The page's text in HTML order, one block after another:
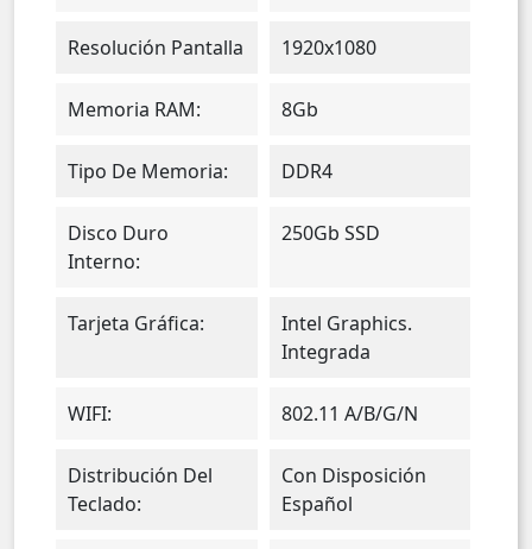
Resolución Pantalla 1920x1080
Memoria RAM: 8Gb
Tipo De Memoria: DDR4
Disco Duro
Interno:
250Gb SSD
Tarjeta Gráfica:
Intel Graphics.
Integrada
WIFI: 802.11 A/b/g/n
Distribución Del
Teclado:
Con Disposición
Español